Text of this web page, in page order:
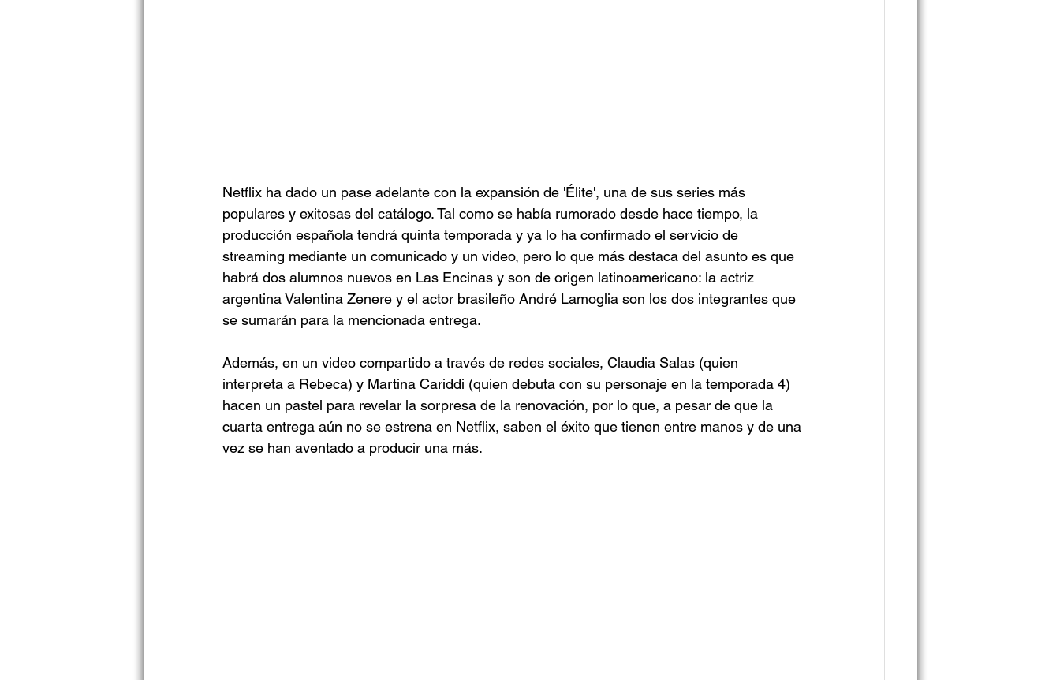
Netflix ha dado un pase adelante con la expansión de 'Élite', una de sus series más
populares y exitosas del catálogo. Tal como se había rumorado desde hace tiempo, la
producción española tendrá quinta temporada y ya lo ha confirmado el servicio de
streaming mediante un comunicado y un video, pero lo que más destaca del asunto es que
habrá dos alumnos nuevos en Las Encinas y son de origen latinoamericano: la actriz
argentina Valentina Zenere y el actor brasileño André Lamoglia son los dos integrantes que
se sumarán para la mencionada entrega.
Además, en un video compartido a través de redes sociales, Claudia Salas (quien
interpreta a Rebeca) y Martina Cariddi (quien debuta con su personaje en la temporada 4)
hacen un pastel para revelar la sorpresa de la renovación, por lo que, a pesar de que la
cuarta entrega aún no se estrena en Netflix, saben el éxito que tienen entre manos y de una
vez se han aventado a producir una más.